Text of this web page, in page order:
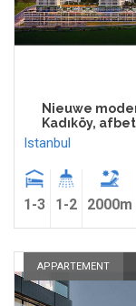
Nieuwe
Kadıköy,
Istanbul
1-3 1-2 2000m
APPARTEMENT